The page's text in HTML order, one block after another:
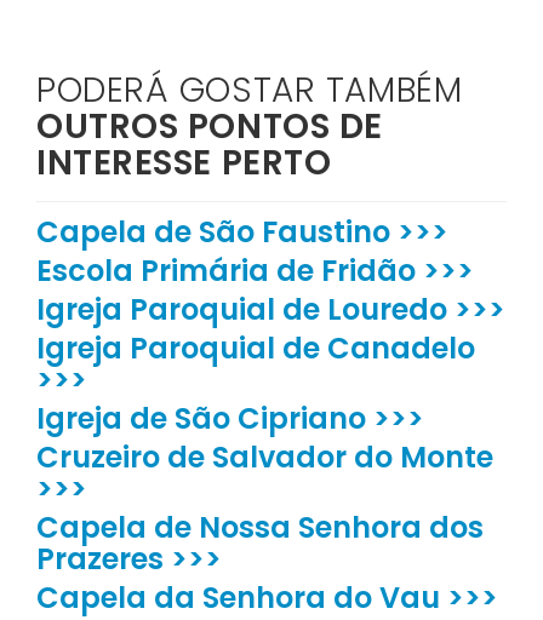
PODERÁ GOSTAR TAMBÉM
OUTROS PONTOS DE
INTERESSE PERTO
Capela de São Faustino >>>
Escola Primária de Fridão >>>
Igreja Paroquial de Louredo >>>
Igreja Paroquial de Canadelo
>>>
Igreja de São Cipriano >>>
Cruzeiro de Salvador do Monte
>>>
Capela de Nossa Senhora dos
Prazeres >>>
Capela da Senhora do Vau >>>